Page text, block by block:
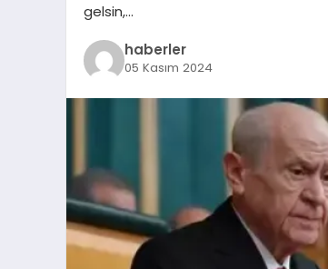
gelsin,…
haberler
05 Kasım 2024